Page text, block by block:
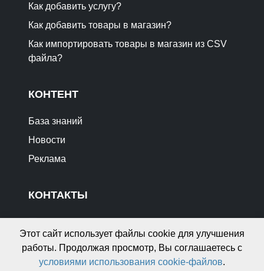
Как добавить услугу?
Как добавить товары в магазин?
Как импортировать товары в магазин из CSV
файла?
КОНТЕНТ
База знаний
Новости
Реклама
КОНТАКТЫ
Реклама на сайте
Этот сайт использует файлы cookie для улучшения
работы. Продолжая просмотр, Вы соглашаетесь с
условиями использования cookie-файлов.